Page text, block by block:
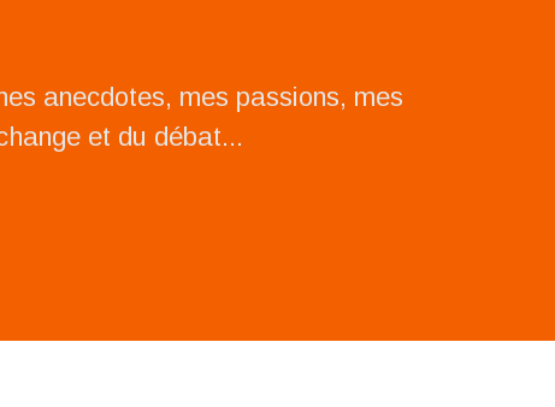
anecdotes, mes passions, mes
et du débat...